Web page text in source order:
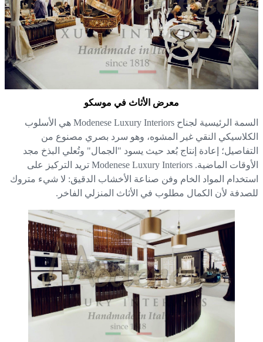
معرض الأثاث في موسكو
السمة الرئيسية لجناح Modenese Luxury Interiors هي الأسلوب
النقي غير المشوه، وهو سرد بصري مصنوع من
إعادة إنتاج بُعد حيث يسود "الجمال" وتُعلي البذخ مجد
الأوقات الماضية. Modenese Luxury Interiors تريد التركيز على
المواد الخام وفن صناعة الأخشاب الدقيق: لا شيء متروك
لأن الكمال مطلوب في الأثاث المنزلي الفاخر.